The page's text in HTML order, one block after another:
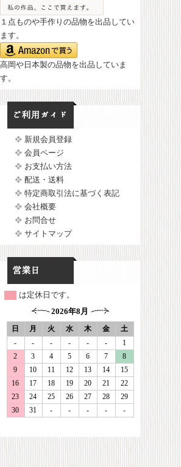
１点ものや手作りの品物を出品してい
ます。
高岡や日本製の品物を出品していま
す。
新規会員登録
会員ページ
お支払い方法
配送・送料
特定商取引法に基づく表記
会社概要
お問合せ
サイトマップ
は定休日です。